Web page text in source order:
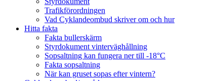
Trafikförordningen
Vad Cyklandeombud skriver om och hur
Hitta fakta
Fakta bullerskärm
Styrdokument vinterväghållning
Sopsaltning kan fungera ner till -18°C
Fakta sopsaltning
När kan gruset sopas efter vintern?